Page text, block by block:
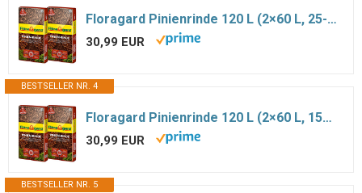
Floragard Pinienrinde 120 L (2×60 L, 25-40 mm) – dekorativer Premium-Mulch & natürliche Bodenabdeckung für Beete, Pflanzflächen, Stauden- & Gehölzbeete sowie Wege – unterdrückt Unkraut
30,99 EUR
BESTSELLER NR. 4
Floragard Pinienrinde 120 L (2×60 L, 15–25 mm) – dekorativer Premium-Mulch & natürliche Bodenabdeckung für Beete, Pflanzflächen, Stauden- & Gehölzbeete sowie Wege – unterdrückt Unkraut
30,99 EUR
BESTSELLER NR. 5